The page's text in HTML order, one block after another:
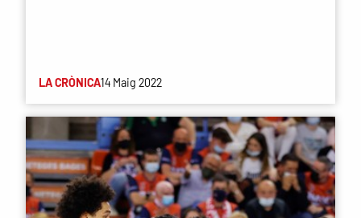
LA CRÒNICA14 Maig 2022